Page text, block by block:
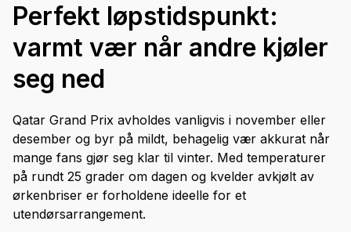
Perfekt løpstidspunkt:
varmt vær når andre kjøler
seg ned
Qatar Grand Prix avholdes vanligvis i november eller
desember og byr på mildt, behagelig vær akkurat når
mange fans gjør seg klar til vinter. Med temperaturer
på rundt 25 grader om dagen og kvelder avkjølt av
ørkenbriser er forholdene ideelle for et
utendørsarrangement.